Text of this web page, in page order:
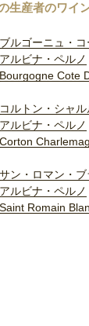
生産者のワイ
ブルゴーニュ・
アルビナ・ペルノ
Bourgogne Cote
コルトン・シャル
アルビナ・ペルノ
Corton
サン・ロマン・ブ
アルビナ・ペルノ
Saint Romain